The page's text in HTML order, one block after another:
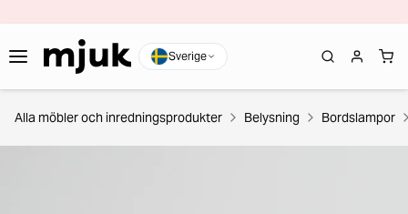
Sverige
Alla möbler och inredningsprodukter Belysning Bordslampor